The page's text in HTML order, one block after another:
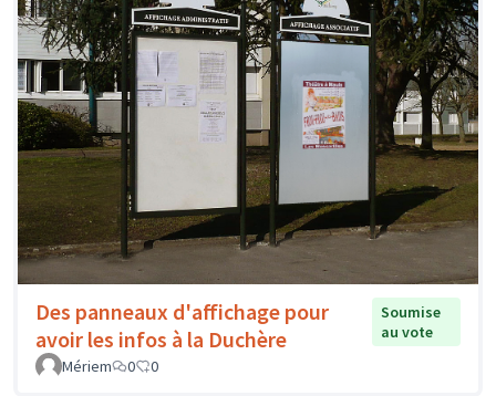
Des panneaux d'affichage pour
avoir les infos à la Duchère
Soumise
au vote
Mériem
0 0